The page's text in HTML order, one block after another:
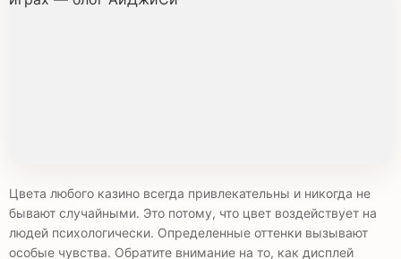
Цвета любого казино всегда привлекательны и никогда не
бывают случайными. Это потому, что цвет воздействует на
людей психологически. Определенные оттенки вызывают
особые чувства. Обратите внимание на то, как дисплей